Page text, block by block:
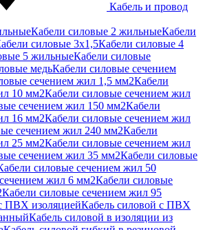
Кабель и провод
Кабели силовые 2 жильныеКабели
силовые 3х1,5Кабели силовые 4
5 жильныеКабели силовые
медьКабели силовые сечением
сечением жил 1,5 мм2Кабели
10 мм2Кабели силовые сечением жил
сечением жил 150 мм2Кабели
16 мм2Кабели силовые сечением жил
сечением жил 240 мм2Кабели
25 мм2Кабели силовые сечением жил
сечением жил 35 мм2Кабели силовые
силовые сечением жил 50
жил 6 мм2Кабели силовые
Кабели силовые сечением жил 95
ПВХ изоляциейКабель силовой с ПВХ
Кабель силовой в изоляции из